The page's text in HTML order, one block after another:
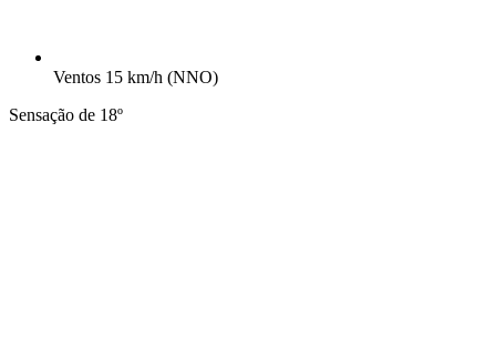
Ventos 15 km/h (NNO)
Sensação de 18º